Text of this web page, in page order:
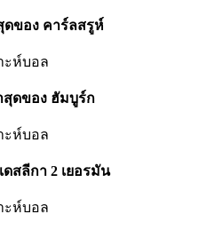
ดของ คาร์ลสรูห์
สุดของ ฮัมบูร์ก
สลีกา 2 เยอรมัน